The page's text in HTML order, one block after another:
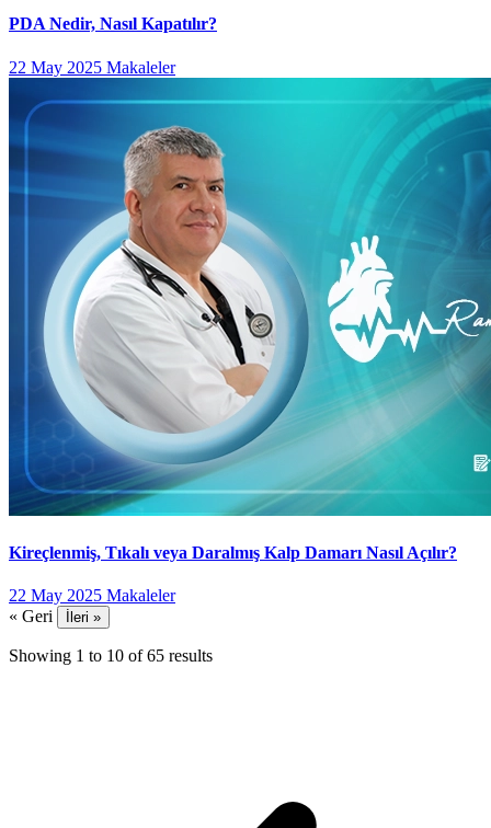
PDA Nedir, Nasıl Kapatılır?
22 May 2025 Makaleler
Kireçlenmiş, Tıkalı veya Daralmış Kalp Damarı Nasıl Açılır?
22 May 2025 Makaleler
« Geri
İleri »
Showing 1 to 10 of 65 results